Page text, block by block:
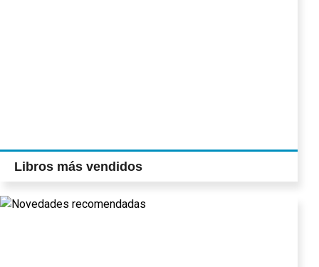
Libros más vendidos